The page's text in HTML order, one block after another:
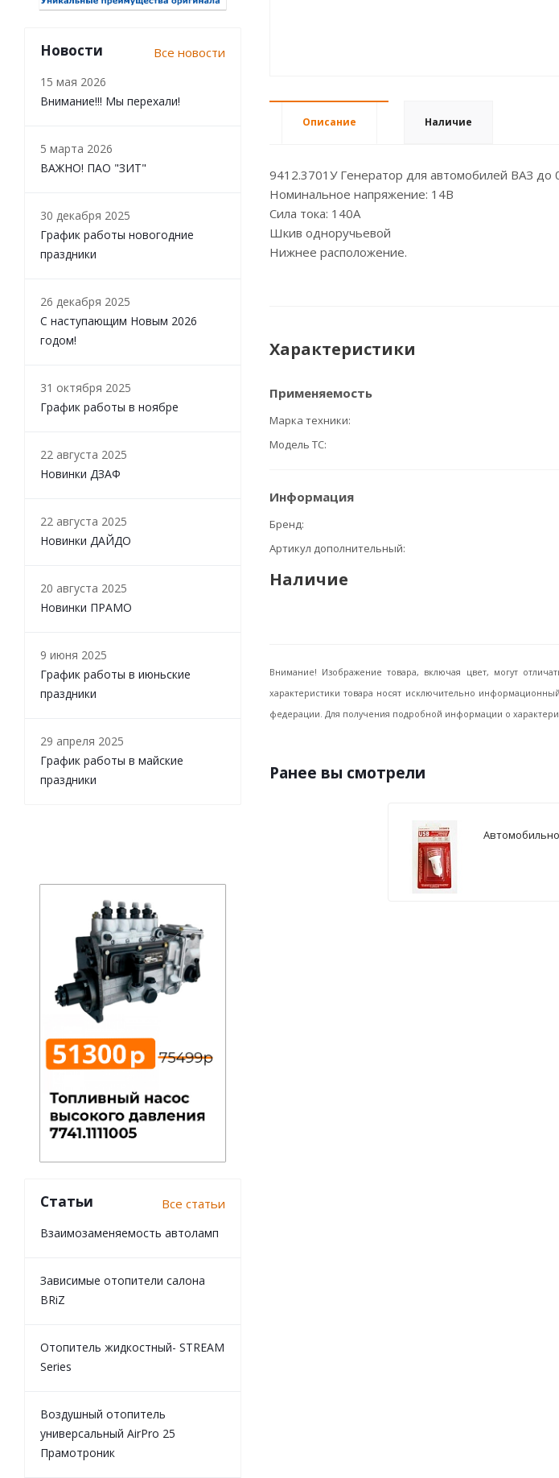
Описание Наличие
9412.3701У Генератор для автомобилей ВАЗ до
Номинальное напряжение: 14В
Сила тока: 140А
Шкив одноручьевой
Нижнее расположение.
Характеристики
Применяемость
Марка техники
Модель ТС
Информация
Бренд
Артикул дополнительный
Наличие
Внимание! Изображение товара, включая цвет, могут
характеристики товара носят исключительно
федерации. Для получения подробной информации о
Ранее вы смотрели
Новости Все новости
15 мая 2026
Внимание!!! Мы перехали!
5 марта 2026
ВАЖНО! ПАО "ЗИТ"
30 декабря 2025
График работы новогодние
праздники
26 декабря 2025
С наступающим Новым 2026
годом!
31 октября 2025
График работы в ноябре
22 августа 2025
Новинки ДЗАФ
22 августа 2025
Новинки ДАЙДО
20 августа 2025
Новинки ПРАМО
9 июня 2025
График работы в июньские
праздники
29 апреля 2025
График работы в майские
праздники
Статьи Все статьи
Взаимозаменяемость автоламп
Зависимые отопители салона
BRiZ
Отопитель жидкостный- STREAM
Series
Воздушный отопитель
универсальный AirPro 25
Прамотроник